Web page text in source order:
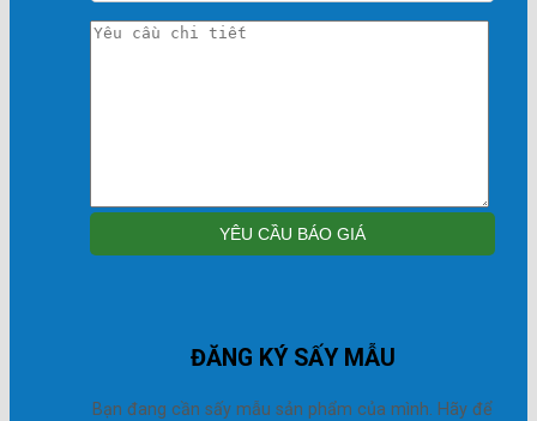
ĐĂNG KÝ SẤY MẪU
Bạn đang cần sấy mẫu sản phẩm của mình. Hãy để